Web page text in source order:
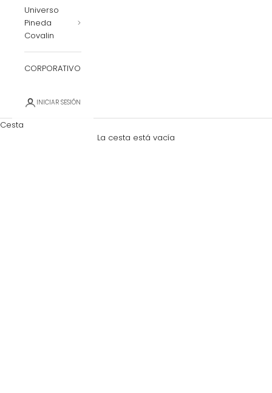
Universo
Pineda
Covalin
CORPORATIVO
INICIAR SESIÓN
Cesta
La cesta está vacía